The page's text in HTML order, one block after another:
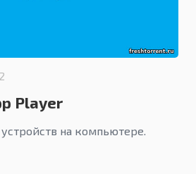
Player
на компьютере.